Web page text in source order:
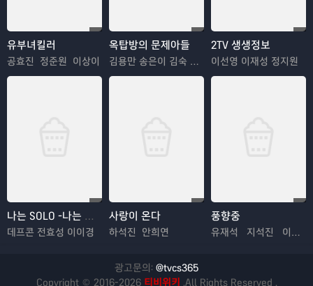
유부녀킬러
공효진 정준원 이상이
옥탑방의 문제아들
김용만 송은이 김숙 정형돈 민경훈
2TV 생생정보
이선영 이재성 정지원
나는 SOLO -나는 솔로
데프콘 전효성 이이경
사랑이 온다
하석진 안희연
풍향중
유재석 지석진 이성민 양세찬
광고문의: @tvcs365
Copyright © 2016-2026 티비위키 .All Rights Reserved .